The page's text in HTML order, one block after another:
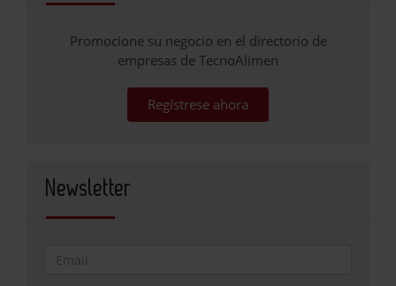
Promocione su negocio en el directorio de
empresas de TecnoAlimen
Regístrese ahora
Newsletter